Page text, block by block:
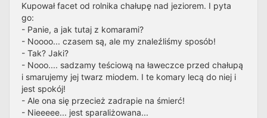
Kupował facet od rolnika chałupę nad jeziorem. I pyta
go:
- Panie, a jak tutaj z komarami?
- Noooo... czasem są, ale my znaleźliśmy sposób!
- Tak? Jaki?
- Nooo.... sadzamy teściową na ławeczce przed chałupą
i smarujemy jej twarz miodem. I te komary lecą do niej i
jest spokój!
- Ale ona się przecież zadrapie na śmierć!
- Nieeeee... jest sparaliżowana...